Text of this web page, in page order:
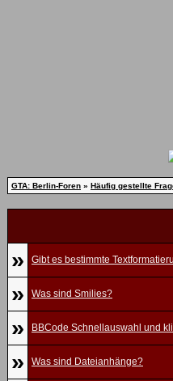
GTA: Berlin-Foren » Häufig gestellte
»
Gibt es bestimmte
» Was sind Smilies?
» BBCode Schnellauswahl und
» Was sind Dateianhänge?